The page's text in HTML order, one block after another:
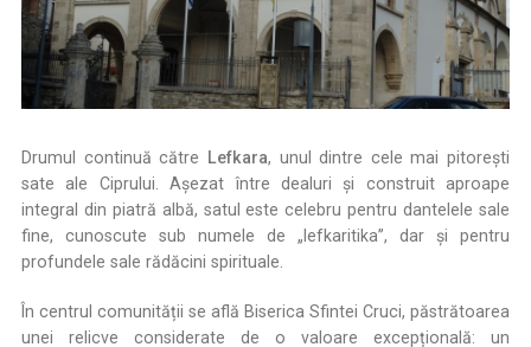
Drumul continuă către Lefkara, unul dintre cele mai pitorești
sate ale Ciprului. Așezat între dealuri și construit aproape
integral din piatră albă, satul este celebru pentru dantelele sale
fine, cunoscute sub numele de „lefkaritika”, dar și pentru
profundele sale rădăcini spirituale.
În centrul comunității se află Biserica Sfintei Cruci, păstrătoarea
unei relicve considerate de o valoare excepțională: un